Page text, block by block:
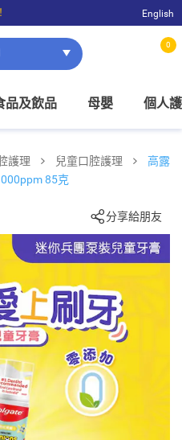
免費店取。
English
0
品及飲品 母嬰 個人
護理 兒童口腔護理
高露
85克
分享給朋友